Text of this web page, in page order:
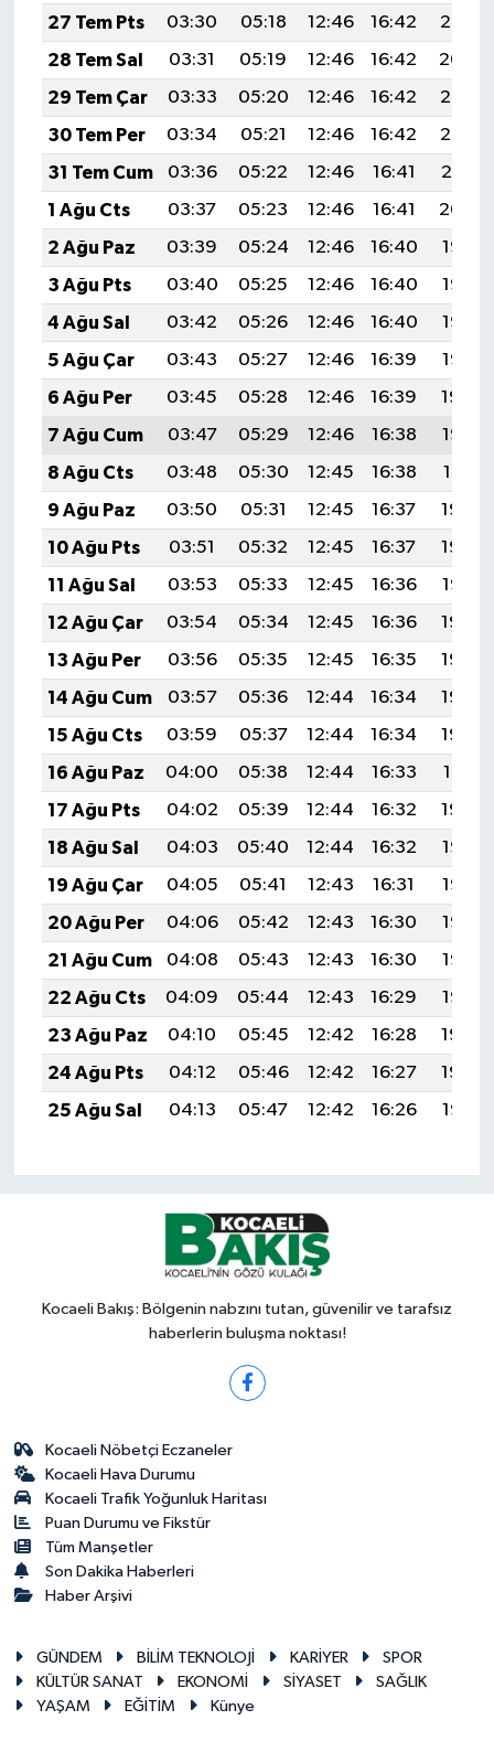
27 Tem Pts
03:30 05:18 12:46 16:42
20:05
28 Tem Sal
03:31 05:19 12:46 16:42
20:04
29 Tem Çar
03:33 05:20 12:46 16:42
20:03
30 Tem Per
03:34 05:21 12:46 16:42
20:02
31 Tem Cum
03:36 05:22 12:46 16:41
20:01
1 Ağu Cts
03:37 05:23 12:46 16:41
20:00
2 Ağu Paz
03:39 05:24 12:46 16:40
19:58
3 Ağu Pts
03:40 05:25 12:46 16:40
19:57
4 Ağu Sal
03:42 05:26 12:46 16:40
19:56
5 Ağu Çar
03:43 05:27 12:46 16:39
19:55
6 Ağu Per
03:45 05:28 12:46 16:39
19:54
7 Ağu Cum
03:47 05:29 12:46 16:38
19:53
8 Ağu Cts
03:48 05:30 12:45 16:38
19:51
9 Ağu Paz
03:50 05:31 12:45 16:37
19:50
10 Ağu Pts
03:51 05:32 12:45 16:37
19:49
11 Ağu Sal
03:53 05:33 12:45 16:36
19:47
12 Ağu Çar
03:54 05:34 12:45 16:36
19:46
13 Ağu Per
03:56 05:35 12:45 16:35
19:45
14 Ağu Cum
03:57 05:36 12:44 16:34
19:43
15 Ağu Cts
03:59 05:37 12:44 16:34
19:42
16 Ağu Paz
04:00 05:38 12:44 16:33
19:41
17 Ağu Pts
04:02 05:39 12:44 16:32
19:39
18 Ağu Sal
04:03 05:40 12:44 16:32
19:38
19 Ağu Çar
04:05 05:41 12:43 16:31
19:36
20 Ağu Per
04:06 05:42 12:43 16:30
19:35
21 Ağu Cum
04:08 05:43 12:43 16:30
19:33
22 Ağu Cts
04:09 05:44 12:43 16:29
19:32
23 Ağu Paz
04:10 05:45 12:42 16:28
19:30
24 Ağu Pts
04:12 05:46 12:42 16:27
19:29
25 Ağu Sal
04:13 05:47 12:42 16:26 19:27
Kocaeli Bakış: Bölgenin nabzını tutan, güvenilir ve tarafsız
haberlerin buluşma noktası!
Kocaeli Nöbetçi Eczaneler
Kocaeli Hava Durumu
Kocaeli Trafik Yoğunluk Haritası
Puan Durumu ve Fikstür
Tüm Manşetler
Son Dakika Haberleri
Haber Arşivi
GÜNDEM BİLİM TEKNOLOJİ KARİYER
SPOR
KÜLTÜR SANAT
EKONOMİ SİYASET
SAĞLIK
YAŞAM
EĞİTİM Künye